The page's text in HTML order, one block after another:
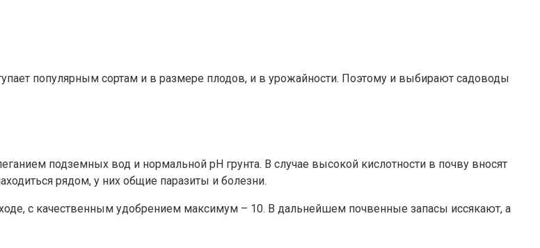
популярным сортам и в размере плодов, и в урожайности. Поэтому и выбирают садоводы
подземных вод и нормальной рН грунта. В случае высокой кислотности в почву вносят
рядом, у них общие паразиты и болезни.
с качественным удобрением максимум – 10. В дальнейшем почвенные запасы иссякают, а